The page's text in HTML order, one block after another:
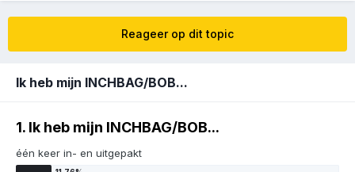
Reageer op dit topic
Ik heb mijn INCHBAG/BOB...
1. Ik heb mijn INCHBAG/BOB...
één keer in- en uitgepakt